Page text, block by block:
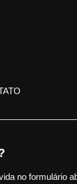
no formulário